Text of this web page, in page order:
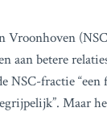
Vroonhoven
betere
NSC-fractie
Maar